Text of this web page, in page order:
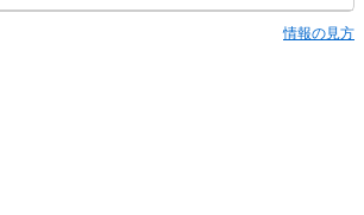
情報の見方